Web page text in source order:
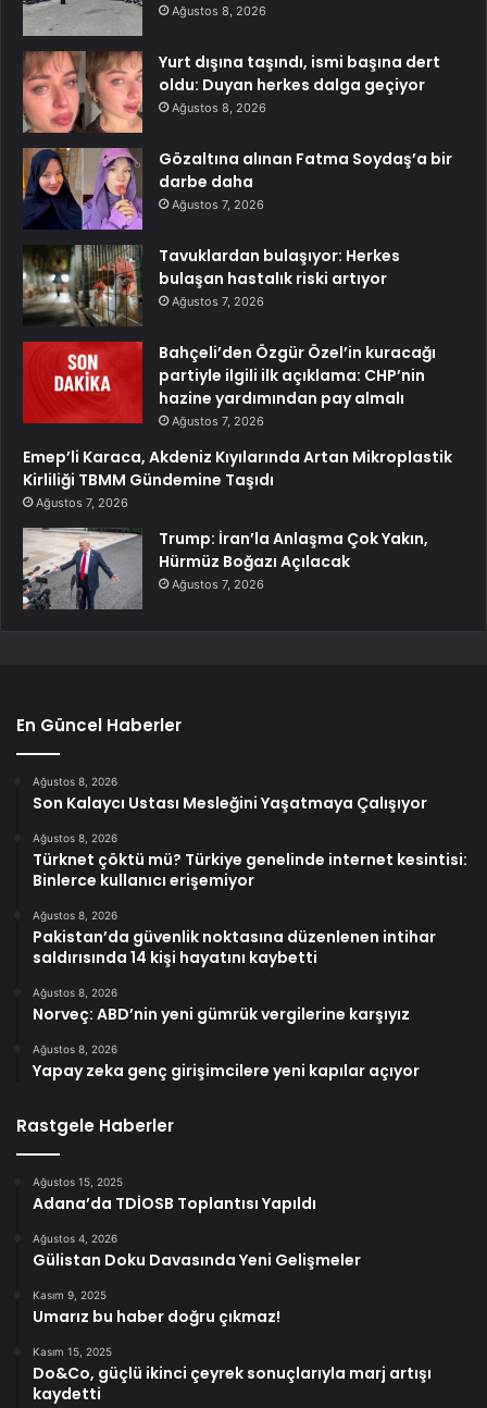
Ağustos 8, 2026
Yurt dışına taşındı, ismi başına dert
oldu: Duyan herkes dalga geçiyor
Ağustos 8, 2026
Gözaltına alınan Fatma Soydaş’a bir
darbe daha
Ağustos 7, 2026
Tavuklardan bulaşıyor: Herkes
bulaşan hastalık riski artıyor
Ağustos 7, 2026
Bahçeli’den Özgür Özel’in kuracağı
partiyle ilgili ilk açıklama: CHP’nin
hazine yardımından pay almalı
Ağustos 7, 2026
Emep’li Karaca, Akdeniz Kıyılarında Artan Mikroplastik
Kirliliği TBMM Gündemine Taşıdı
Ağustos 7, 2026
Trump: İran’la Anlaşma Çok Yakın,
Hürmüz Boğazı Açılacak
Ağustos 7, 2026
En Güncel Haberler
Ağustos 8, 2026
Son Kalaycı Ustası Mesleğini Yaşatmaya Çalışıyor
Ağustos 8, 2026
Türknet çöktü mü? Türkiye genelinde internet kesintisi:
Binlerce kullanıcı erişemiyor
Ağustos 8, 2026
Pakistan’da güvenlik noktasına düzenlenen intihar
saldırısında 14 kişi hayatını kaybetti
Ağustos 8, 2026
Norveç: ABD’nin yeni gümrük vergilerine karşıyız
Ağustos 8, 2026
Yapay zeka genç girişimcilere yeni kapılar açıyor
Rastgele Haberler
Ağustos 15, 2025
Adana’da TDİOSB Toplantısı Yapıldı
Ağustos 4, 2026
Gülistan Doku Davasında Yeni Gelişmeler
Kasım 9, 2025
Umarız bu haber doğru çıkmaz!
Kasım 15, 2025
Do&Co, güçlü ikinci çeyrek sonuçlarıyla marj artışı
kaydetti